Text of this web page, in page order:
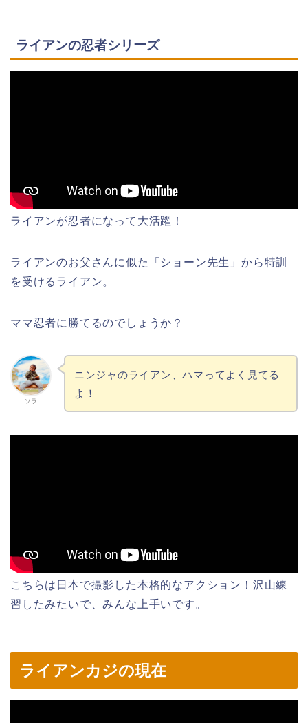
ライアンの忍者シリーズ
ライアンが忍者になって大活躍！
ライアンのお父さんに似た「ショーン先生」から特訓
を受けるライアン。
ママ忍者に勝てるのでしょうか？
ソラ
ニンジャのライアン、ハマってよく見てる
よ！
こちらは日本で撮影した本格的なアクション！沢山練
習したみたいで、みんな上手いです。
ライアンカジの現在